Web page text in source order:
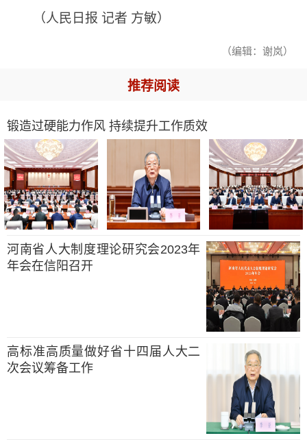
（人民日报 记者 方敏）
（编辑：谢岚）
推荐阅读
锻造过硬能力作风 持续提升工作质效
河南省人大制度理论研究会2023年
年会在信阳召开
高标准高质量做好省十四届人大二
次会议筹备工作